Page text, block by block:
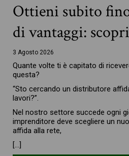
Ottieni subito
di vantaggi:
3 Agosto 2026
Quante volte ti è capitato di
questa?
“Sto cercando un distributore
lavori?”.
Nel nostro settore succede ogni
imprenditore deve scegliere un
affida alla rete,
[…]